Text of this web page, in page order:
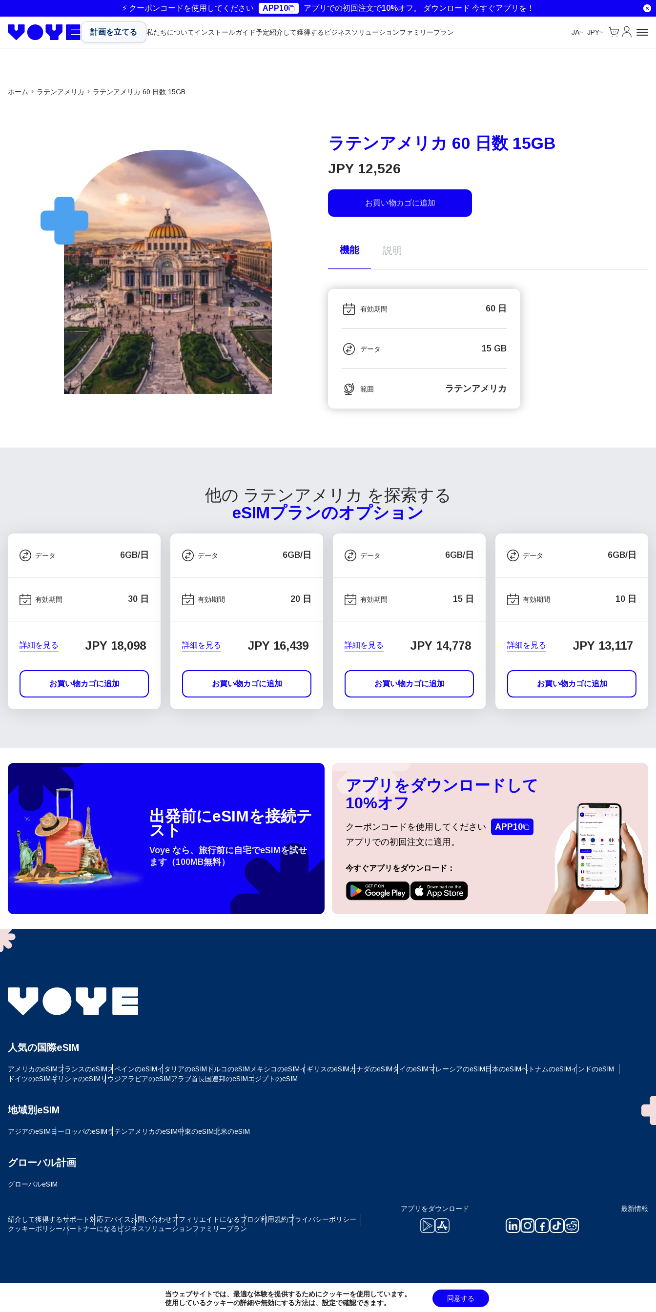
⚡ クーポンコードを使用してください APP10 アプリでの初回注文で10%オフ。 ダウンロード 今すぐアプリを！
計画を立てる 私たちについてインストールガイド予定紹介して獲得する ビジネスソリューションファミリープラン JA JPY
Cart
マイアカ
ホーム ラテンアメリカ ラテンアメリカ 60 日数 15GB
ラテンアメリカ 60 日数 15GB
JPY 12,526
お買い物カゴに追加
機能 説明
有効期間 60 日
データ 15 GB
範囲 ラテンアメリカ
他の ラテンアメリカ を探索する
eSIMプランのオプション
データ 6GB/日
有効期間 30 日
詳細を見る JPY 18,098
お買い物カゴに追加
データ 6GB/日
有効期間 20 日
詳細を見る JPY 16,439
お買い物カゴに追加
データ 6GB/日
有効期間 15 日
詳細を見る JPY 14,778
お買い物カゴに追加
データ 6GB/日
有効期間 10 日
詳細を見る JPY 13,117
お買い物カゴに追加
How do I get my eSim?
To get your eSIM, start by checking if your device supports eSIM
technology. Then, contact your mobile carrier to request an eSIM activation.
or enter in your device settings. Once activated, you can enjoy the benefits
出発前にeSIMを接続テ
スト
Voye なら、旅行前に自宅でeSIMを試せ
ます（100MB無料）
アプリをダウンロードして
10%オフ
クーポンコードを使用してください
APP10
アプリでの初回注文に適用。
今すぐアプリをダウンロード：
人気の国際eSIM
アメリカのeSIMフランスのeSIMスペインのeSIMイタリアのeSIM トルコのeSIMメキシコのeSIMイギリスのeSIMカナダのeSIMタイのeSIMマレーシアのeSIM日本のeSIMベトナムのeSIMインドのeSIM
ドイツのeSIMギリシャのeSIMサウジアラビアのeSIMアラブ首長国連邦のeSIMエジプトのeSIM
地域別eSIM
アジアのeSIMヨーロッパのeSIMラテンアメリカのeSIM中東のeSIM北米のeSIM
グローバル計画
グローバルeSIM
紹介して獲得するサポート対応デバイスお問い合わせアフィリエイトになるブログ利用規約プライバシーポリシー
クッキーポリシーパートナーになるビジネスソリューションファミリープラン
アプリをダウンロード 最新情報
English Español
Polski Português
简体中文 繁體中文
CAD - カナダドル
CHF - スイス・フラン NZD - ニュージーランド・ドル
ログインまたは登録
アカウントにログインするか、数秒でアカウントを作成してください。
当ウェブサイトでは、最適な体験を提供するためにクッキーを使用しています。
使用しているクッキーの詳細や無効にする方法は、 設定で確認できます。
同意する